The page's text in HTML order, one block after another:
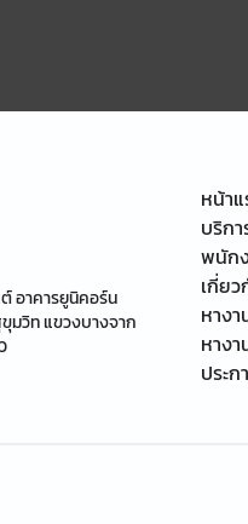
ต์ อาคารยูนิคอร์น
มวิท แขวงบางจาก
หน้า
บริก
พนัก
เกี่ยว
หางา
หาง
ประ